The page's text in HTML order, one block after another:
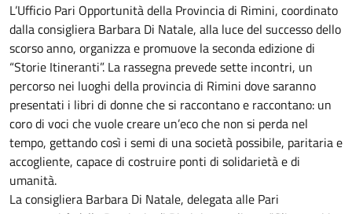
L’Ufficio Pari Opportunità della Provincia di Rimini, coordinato
dalla consigliera Barbara Di Natale, alla luce del successo dello
scorso anno, organizza e promuove la seconda edizione di
“Storie Itineranti”. La rassegna prevede sette incontri, un
percorso nei luoghi della provincia di Rimini dove saranno
presentati i libri di donne che si raccontano e raccontano: un
coro di voci che vuole creare un’eco che non si perda nel
tempo, gettando così i semi di una società possibile, paritaria e
accogliente, capace di costruire ponti di solidarietà e di
umanità.
La consigliera Barbara Di Natale, delegata alle Pari